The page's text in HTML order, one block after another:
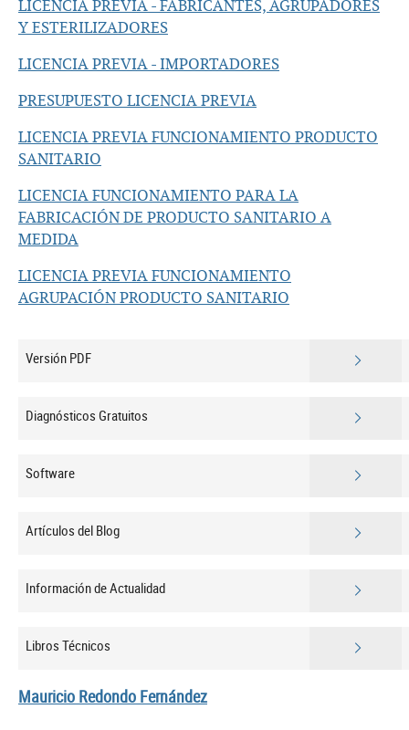
LICENCIA PREVIA - FABRICANTES, AGRUPADORES
Y ESTERILIZADORES
LICENCIA PREVIA - IMPORTADORES
PRESUPUESTO LICENCIA PREVIA
LICENCIA PREVIA FUNCIONAMIENTO PRODUCTO
SANITARIO
LICENCIA FUNCIONAMIENTO PARA LA
FABRICACIÓN DE PRODUCTO SANITARIO A
MEDIDA
LICENCIA PREVIA FUNCIONAMIENTO
AGRUPACIÓN PRODUCTO SANITARIO
Versión PDF
Diagnósticos Gratuitos
Software
Artículos del Blog
Información de Actualidad
Libros Técnicos
Mauricio Redondo Fernández